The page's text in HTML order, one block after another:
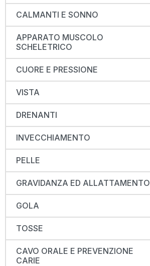
CALMANTI E SONNO
APPARATO MUSCOLO
SCHELETRICO
CUORE E PRESSIONE
VISTA
DRENANTI
INVECCHIAMENTO
PELLE
GRAVIDANZA ED ALLATTAMENTO
GOLA
TOSSE
CAVO ORALE E PREVENZIONE
CARIE